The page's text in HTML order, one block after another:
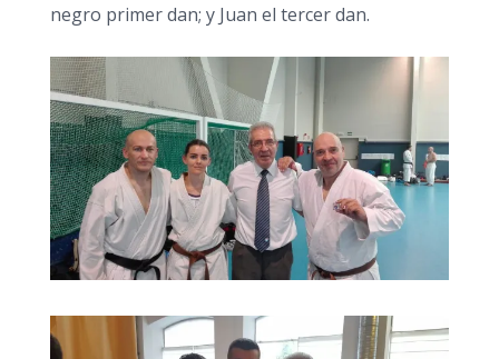
negro primer dan; y Juan el tercer dan.